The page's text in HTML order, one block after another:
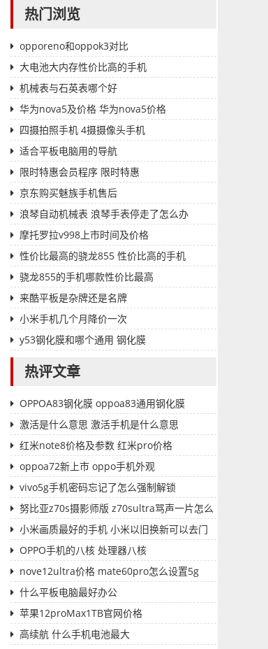
热门浏览
opporeno和oppok3对比
大电池大内存性价比高的手机
机械表与石英表哪个好
华为nova5及价格 华为nova5价格
四摄拍照手机 4摄摄像头手机
适合平板电脑用的导航
限时特惠会员程序 限时特惠
京东购买魅族手机售后
浪琴自动机械表 浪琴手表停走了怎么办
摩托罗拉v998上市时间及价格
性价比最高的骁龙855 性价比高的手机
骁龙855的手机哪款性价比最高
来酷平板是杂牌还是名牌
小米手机几个月降价一次
y53钢化膜和哪个通用 钢化膜
热评文章
OPPOA83钢化膜 oppoa83通用钢化膜
激活是什么意思 激活手机是什么意思
红米note8价格及参数 红米pro价格
oppoa72新上市 oppo手机外观
vivo5g手机密码忘记了怎么强制解锁
努比亚z70s摄影师版 z70sultra骂声一片怎么
解决小米画质最好的手机 小米以旧换新可以去门
店 OPPO手机的八核 处理器八核
nove12ultra价格 mate60pro怎么设置5g
什么平板电脑最好办公
苹果12proMax1TB官网价格
高续航 什么手机电池最大